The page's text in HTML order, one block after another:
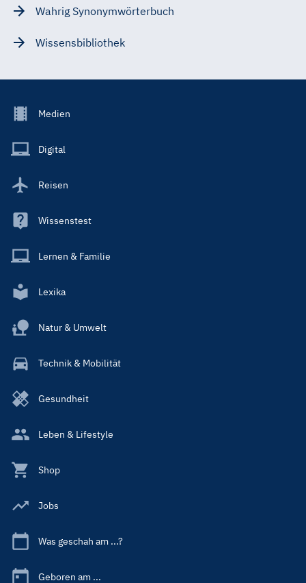
Wahrig Synonymwörterbuch
Wissensbibliothek
Footer
Main
Medien
Digital
Reisen
Wissenstest
Lernen & Familie
Lexika
Natur & Umwelt
Technik & Mobilität
Gesundheit
Leben & Lifestyle
Shop
Jobs
Was geschah am ...?
Geboren am ...